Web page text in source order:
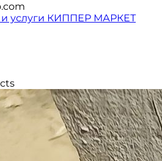
и услуги КИППЕР МАРКЕТ